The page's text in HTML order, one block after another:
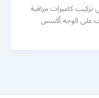
كاميرات مراقبة
على الوجه أكسس